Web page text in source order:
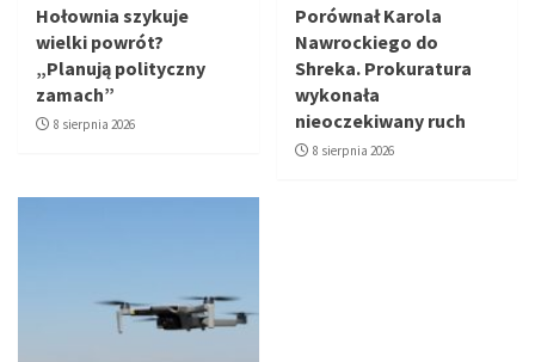
Hołownia szykuje
wielki powrót?
„Planują polityczny
zamach”
8 sierpnia 2026
Porównał Karola
Nawrockiego do
Shreka. Prokuratura
wykonała
nieoczekiwany ruch
8 sierpnia 2026